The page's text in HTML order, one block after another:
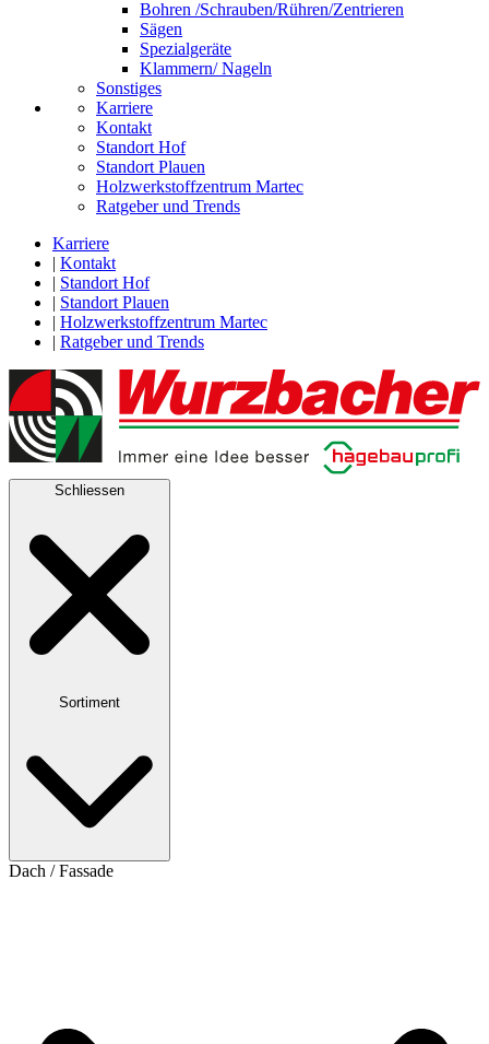
Bohren /Schrauben/Rühren/Zentrieren
Sägen
Spezialgeräte
Klammern/ Nageln
Sonstiges
Karriere
Kontakt
Standort Hof
Standort Plauen
Holzwerkstoffzentrum Martec
Ratgeber und Trends
Karriere
| Kontakt
| Standort Hof
| Standort Plauen
| Holzwerkstoffzentrum Martec
| Ratgeber und Trends
Schliessen
Sortiment
Dach / Fassade